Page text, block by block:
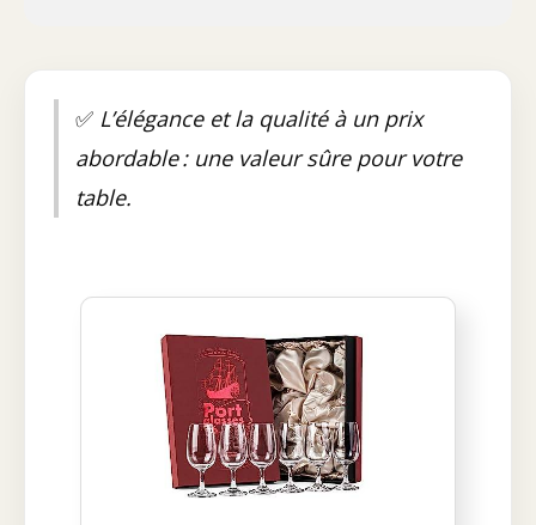
✅ L’élégance et la qualité à un prix
abordable : une valeur sûre pour votre
table.